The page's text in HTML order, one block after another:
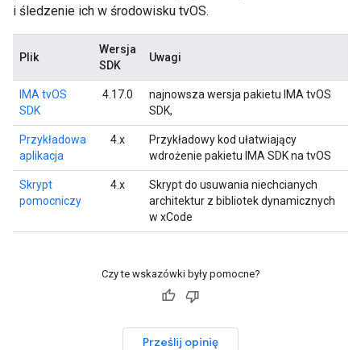
i śledzenie ich w środowisku tvOS.
Plik
Wersja
SDK
Uwagi
IMA tvOS
SDK
4.17.0
najnowsza wersja pakietu IMA tvOS
SDK,
Przykładowa
aplikacja
4.x
Przykładowy kod ułatwiający
wdrożenie pakietu IMA SDK na tvOS
Skrypt
pomocniczy
4.x
Skrypt do usuwania niechcianych
architektur z bibliotek dynamicznych
w xCode
Czy te wskazówki były pomocne?
Prześlij opinię